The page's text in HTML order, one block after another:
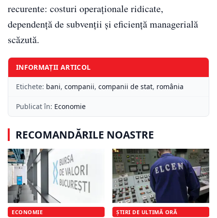
recurente: costuri operaționale ridicate,
dependență de subvenții și eficiență managerială
scăzută.
INFORMAȚII ARTICOL
Etichete: bani, companii, companii de stat, românia
Publicat în: Economie
RECOMANDĂRILE NOASTRE
ECONOMIE ȘTIRI DE ULTIMĂ ORĂ